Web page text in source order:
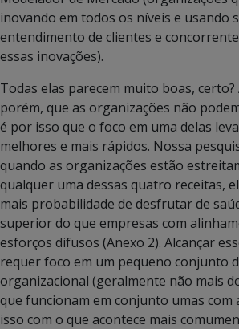
inovando em todos os níveis e usando
entendimento de clientes e
essas inovações).
Todas elas parecem muito boas, certo?
porém, que as organizações não
é por isso que o foco em uma delas
melhores e mais rápidos. Nossa
quando as organizações estão
qualquer uma dessas quatro receitas,
mais probabilidade de desfrutar de
superior do que empresas com
esforços difusos (Anexo 2). Alcançar
requer foco em um pequeno conjunto
organizacional (geralmente não mais
que funcionam em conjunto umas com
isso com o que acontece mais